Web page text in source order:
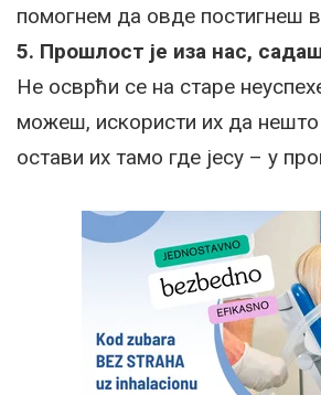
помогнем да овде постигнеш
5. Прошлост је иза нас,
Не осврћи се на старе
можеш, искористи их да
остави их тамо где јесу – у